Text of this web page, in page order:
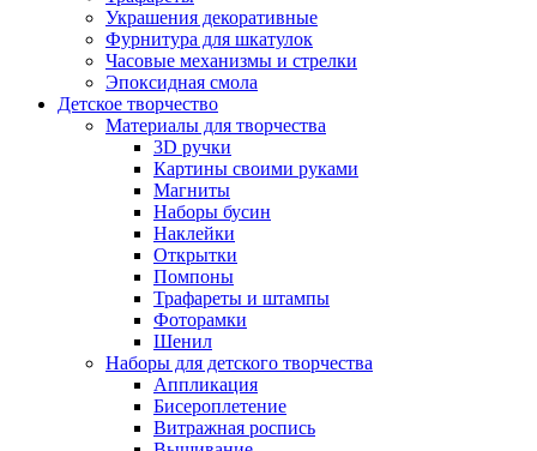
Украшения декоративные
Фурнитура для шкатулок
Часовые механизмы и стрелки
Эпоксидная смола
Детское творчество
Материалы для творчества
3D ручки
Картины своими руками
Магниты
Наборы бусин
Наклейки
Открытки
Помпоны
Трафареты и штампы
Фоторамки
Шенил
Наборы для детского творчества
Аппликация
Бисероплетение
Витражная роспись